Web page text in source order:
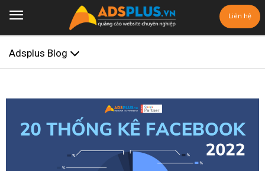
Liên hệ
Adsplus Blog